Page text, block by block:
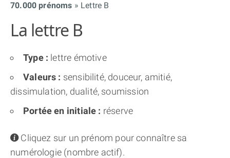
70.000 prénoms Lettre B
La lettre B
Type : lettre émotive
Valeurs : sensibilité, douceur, amitié,
dissimulation, dualité, soumission
Portée en initiale : réserve
infoCliquez sur un prénom pour connaître sa
numérologie (nombre actif).
THÈME GRATUIT
THÈME TEMPOREL
NUMÉROSCOPE
THÈME « DOUBLE JE »